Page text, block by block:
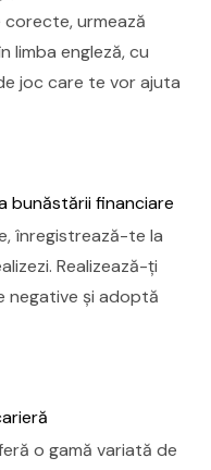
urmează
limba engleză, cu
joc care te vor ajuta
bunăstării financiare
înregistrează-te la
Realizează-ți
negative și adoptă
o gamă variată de